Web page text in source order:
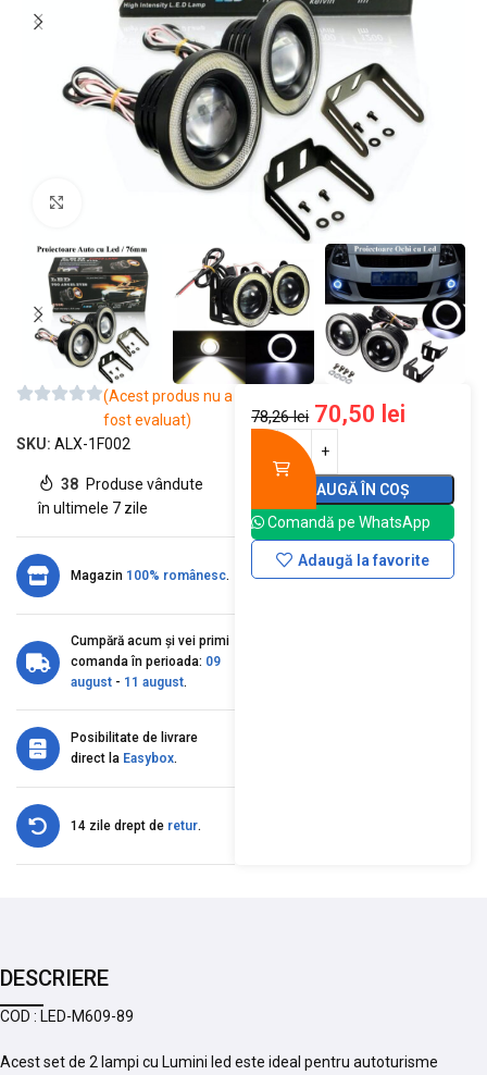
(Acest produs nu a
fost evaluat)
SKU: ALX-1F002
38 Produse vândute
în ultimele 7 zile
Magazin 100% românesc.
Cumpără acum și vei primi
comanda în perioada: 09
august - 11 august.
Posibilitate de livrare
direct la Easybox.
14 zile drept de retur.
78,26lei 70,50 lei
ADAUGĂ ÎN COȘ
Comandă pe WhatsApp
Adaugă la favorite
DESCRIERE
COD : LED-M609-89
Acest set de 2 lampi cu Lumini led este ideal pentru autoturisme